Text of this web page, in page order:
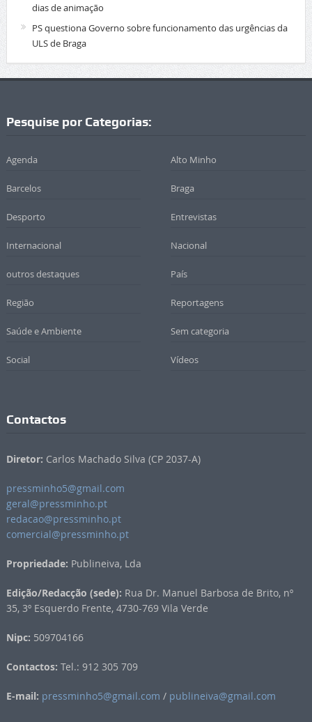
dias de animação
PS questiona Governo sobre funcionamento das urgências da
ULS de Braga
Pesquise por Categorias:
Agenda Alto Minho
Barcelos Braga
Desporto Entrevistas
Internacional Nacional
outros destaques País
Região Reportagens
Saúde e Ambiente Sem categoria
Social Vídeos
Contactos
Diretor: Carlos Machado Silva (CP 2037-A)
pressminho5@gmail.com
geral@pressminho.pt
redacao@pressminho.pt
comercial@pressminho.pt
Propriedade: Publineiva, Lda
Edição/Redacção (sede): Rua Dr. Manuel Barbosa de Brito, nº
35, 3º Esquerdo Frente, 4730-769 Vila Verde
Nipc: 509704166
Contactos: Tel.: 912 305 709
E-mail: pressminho5@gmail.com / publineiva@gmail.com